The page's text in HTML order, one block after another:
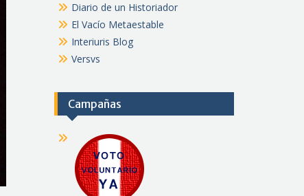
Diario de un Historiador
El Vacío Metaestable
Interiuris Blog
Versvs
Campañas